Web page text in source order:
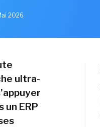
2026
ultra-
un ERP